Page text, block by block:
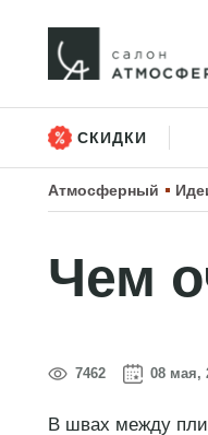
СКИДКИ
Атмосферный
Чем
7462 08 мая,
В швах между